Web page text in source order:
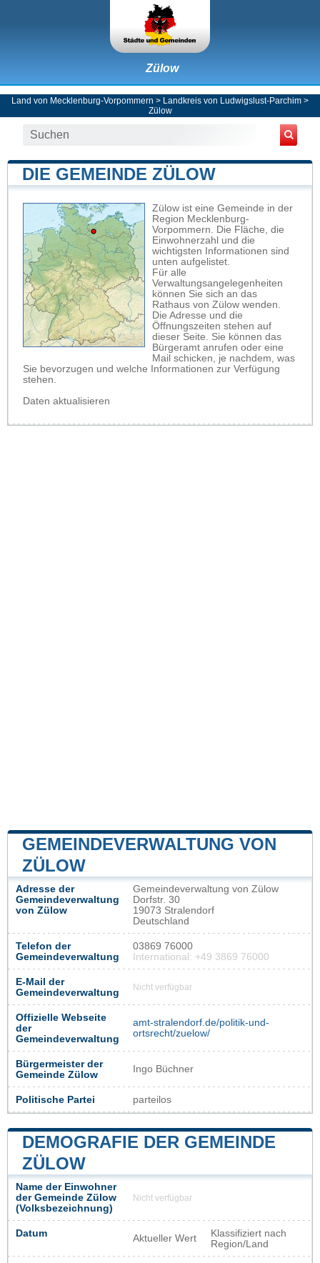
Zülow
Land von Mecklenburg-Vorpommern > Landkreis von Ludwigslust-Parchim >
Zülow
DIE GEMEINDE ZÜLOW
Zülow ist eine Gemeinde in der
Region Mecklenburg-
Vorpommern. Die Fläche, die
Einwohnerzahl und die
wichtigsten Informationen sind
unten aufgelistet.
Für alle
Verwaltungsangelegenheiten
können Sie sich an das
Rathaus von Zülow wenden.
Die Adresse und die
Öffnungszeiten stehen auf
dieser Seite. Sie können das
Bürgeramt anrufen oder eine
Mail schicken, je nachdem, was
Sie bevorzugen und welche Informationen zur Verfügung
stehen.
Daten aktualisieren
GEMEINDEVERWALTUNG VON
ZÜLOW
Adresse der
Gemeindeverwaltung
von Zülow
Gemeindeverwaltung von Zülow
Dorfstr. 30
19073 Stralendorf
Deutschland
Telefon der
Gemeindeverwaltung
03869 76000
International: +49 3869 76000
E-Mail der
Gemeindeverwaltung
Nicht verfügbar
Offizielle Webseite
der
Gemeindeverwaltung
amt-stralendorf.de/politik-und-
ortsrecht/zuelow/
Bürgermeister der
Gemeinde Zülow
Ingo Büchner
Politische Partei parteilos
DEMOGRAFIE DER GEMEINDE
ZÜLOW
Name der Einwohner
der Gemeinde Zülow
(Volksbezeichnung)
Nicht verfügbar
Datum Aktueller Wert
Klassifiziert nach
Region/Land